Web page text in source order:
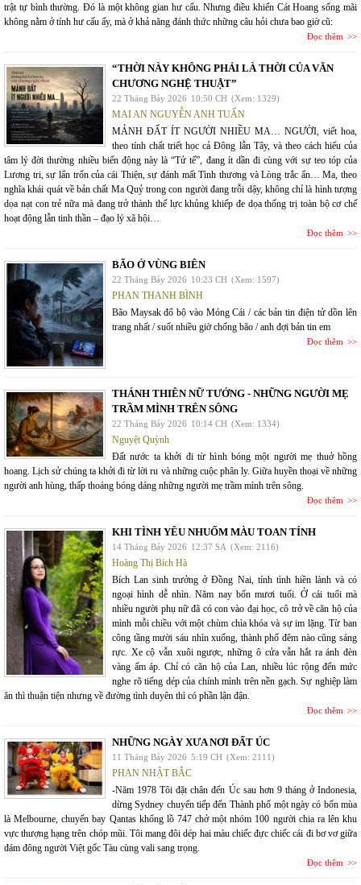
trật tự bình thường. Đó là một không gian hư cấu. Nhưng điều khiến Cát Hoang sống mãi
không nằm ở tính hư cấu ấy, mà ở khả năng đánh thức những câu hỏi chưa bao giờ cũ:
Đọc thêm
“THỜI NÀY KHÔNG PHẢI LÀ THỜI CỦA VĂN
CHƯƠNG NGHỆ THUẬT”
22 Tháng Bảy 2026 10:50 CH (Xem: 1329)
MAI AN NGUYỄN ANH TUẤN
MẢNH ĐẤT ÍT NGƯỜI NHIỀU MA… NGƯỜI, viết hoa,
theo tính chất triết học cả Đông lẫn Tây, và theo cách hiểu của
tâm lý đời thường nhiều biến động này là “Tử tế”, đang ít dần đi cùng với sự teo tóp của
Lương tri, sự lẩn trốn của cái Thiện, sự đánh mất Tình thương và Lòng trắc ẩn… Ma, theo
nghĩa khái quát về bản chất Ma Quỷ trong con người đang trỗi dậy, không chỉ là hình tượng
dọa nạt con trẻ nữa mà đang trở thành thế lực khủng khiếp đe dọa thống trị toàn bộ cơ chế
hoạt động lẫn tinh thần – đạo lý xã hội…
Đọc thêm
BÃO Ở VÙNG BIÊN
22 Tháng Bảy 2026 10:23 CH (Xem: 1597)
PHAN THANH BÌNH
Bão Maysak đổ bộ vào Móng Cái / các bản tin điện tử dồn lên
trang nhất / suốt nhiều giờ chống bão / anh đợi bản tin em
Đọc thêm
THÁNH THIÊN NỮ TƯỚNG - NHỮNG NGƯỜI MẸ
TRẦM MÌNH TRÊN SÔNG
22 Tháng Bảy 2026 10:14 CH (Xem: 1334)
Nguyệt Quỳnh
Đất nước ta khởi đi từ hình bóng một người mẹ thuở hồng
hoang. Lịch sử chúng ta khởi đi từ lời ru và những cuộc phân ly. Giữa huyền thoại về những
người anh hùng, thấp thoáng bóng dáng những người mẹ trầm mình trên sông.
Đọc thêm
KHI TÌNH YÊU NHUỐM MÀU TOAN TÍNH
14 Tháng Bảy 2026 12:37 SA (Xem: 2116)
Hoàng Thị Bích Hà
Bích Lan sinh trưởng ở Đồng Nai, tính tình hiền lành và có
ngoại hình dễ nhìn. Năm nay bốn mươi tuổi. Ở cái tuổi mà
nhiều người phụ nữ đã có con vào đại học, cô trở về căn hộ của
mình mỗi chiều với một chùm chìa khóa và sự im lặng. Từ ban
công tầng mười sáu nhìn xuống, thành phố đêm nào cũng sáng
rực. Xe cộ vẫn xuôi ngược, những ô cửa vẫn hắt ra ánh đèn
vàng ấm áp. Chỉ có căn hộ của Lan, nhiều lúc rộng đến mức
nghe rõ tiếng dép của chính mình trên nền gạch. Sự nghiệp làm
ăn thì thuận tiện nhưng về đường tình duyên thì có phần lận đận.
Đọc thêm
NHỮNG NGÀY XƯA NƠI ĐẤT ÚC
11 Tháng Bảy 2026 5:19 CH (Xem: 2111)
PHAN NHẬT BẮC
-Năm 1978 Tôi đặt chân đến Úc sau hơn 9 tháng ở Indonesia,
dừng Sydney chuyển tiếp đến Thành phố một ngày có bốn mùa
là Melbourne, chuyến bay Qantas khổng lồ 747 chở một nhóm 100 người chia ra lên khu
vực thượng hạng trên chóp mũi. Tôi mang đôi dép hai màu chiếc đực chiếc cái đi bơ vơ giữa
đám đông người Việt gốc Tàu cùng vali sang trọng.
Đọc thêm